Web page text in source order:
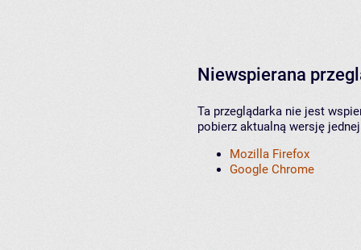
Niewspierana
Ta przeglądarka nie jest
pobierz aktualną wersję
Mozilla Firefox
Google Chrome